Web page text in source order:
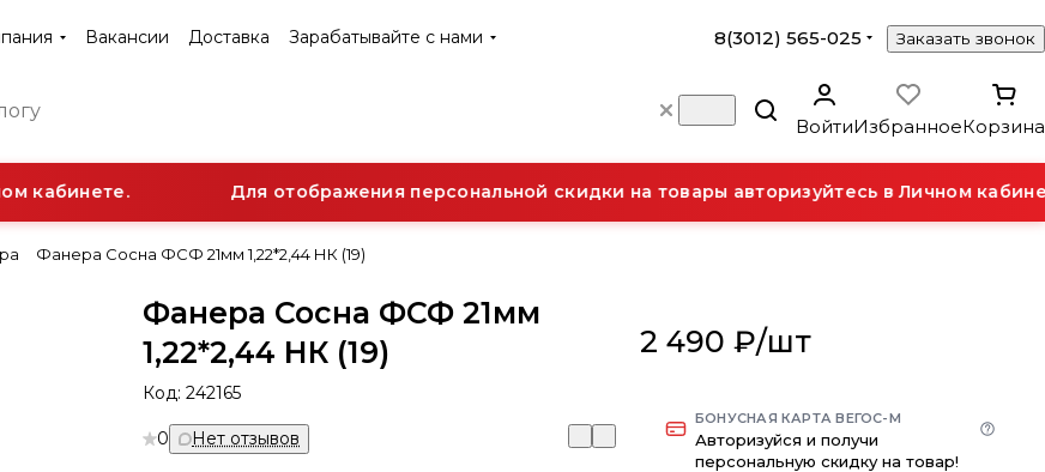
Вакансии Доставка Зарабатывайте с нами 8(3012) 565-025 Заказать звонок
ВойтиИзбранноеКорзина
кабинете. Для отображения персональной скидки на товары авторизуйтесь в Личном
Фанера Сосна ФСФ 21мм 1,22*2,44 НК (19)
Фанера Сосна ФСФ 21мм
1,22*2,44 НК (19)
Код:242165
0 Нет отзывов
2 490 ₽/шт
БОНУСНАЯ КАРТА ВЕГОС-М
Авторизуйся и получи
персональную скидку на товар!